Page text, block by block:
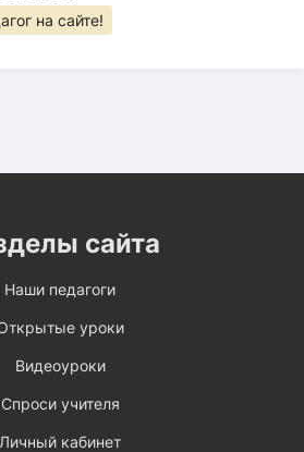
на сайте!
сайта
Наши педагоги
уроки
Видеоуроки
Спроси учителя
Личный кабинет